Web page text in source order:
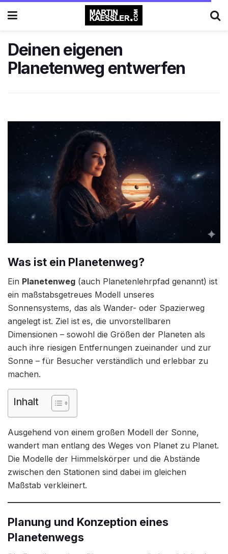
Deinen eigenen
Planetenweg entwerfen
Was ist ein Planetenweg?
Ein Planetenweg (auch Planetenlehrpfad genannt) ist
ein maßstabsgetreues Modell unseres
Sonnensystems, das als Wander- oder Spazierweg
angelegt ist. Ziel ist es, die unvorstellbaren
Dimensionen – sowohl die Größen der Planeten als
auch ihre riesigen Entfernungen zueinander und zur
Sonne – für Besucher verständlich und erlebbar zu
machen.
Inhalt
Ausgehend von einem großen Modell der Sonne,
wandert man entlang des Weges von Planet zu Planet.
Die Modelle der Himmelskörper und die Abstände
zwischen den Stationen sind dabei im gleichen
Maßstab verkleinert.
Planung und Konzeption eines
Planetenwegs